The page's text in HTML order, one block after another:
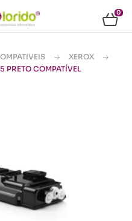
0
XEROX
PRETO COMPATÍVEL